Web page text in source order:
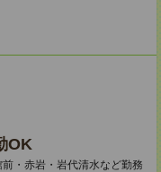
OK
・赤岩・岩代清水など勤務